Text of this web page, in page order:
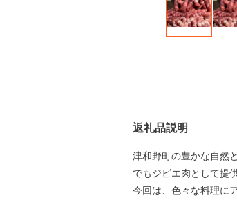
返礼品説明
津和野町の豊かな自然
でもジビエ肉として提
今回は、色々な料理に